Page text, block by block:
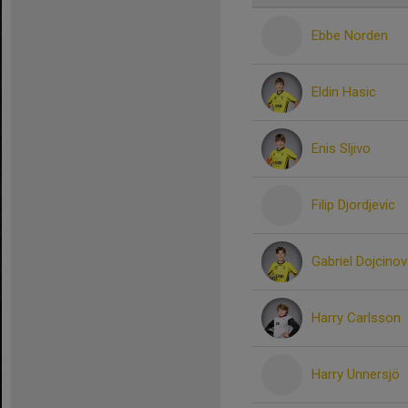
Ebbe Norden
Eldin Hasic
Enis Sljivo
Filip Djordjevic
Gabriel
Harry Carlsson
Harry Unnersjö